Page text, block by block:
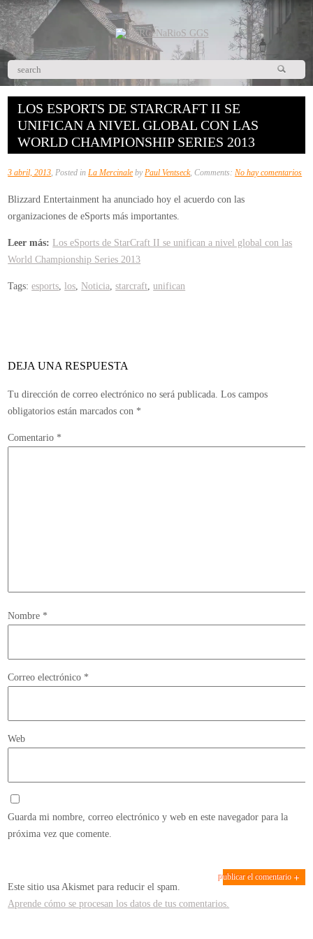
LOS ESPORTS DE STARCRAFT II SE
UNIFICAN A NIVEL GLOBAL CON LAS
WORLD CHAMPIONSHIP SERIES 2013
3 abril, 2013, Posted inLa Mercinale byPaul Ventseck, Comments:No hay comentariosen
Blizzard Entertainment ha anunciado hoy el acuerdo con las
organizaciones de eSports más importantes.
Leer más: Los eSports de StarCraft II se unifican a nivel global con las
World Championship Series 2013
Tags:esports,los, Noticia,starcraft,unifican
DEJA UNA RESPUESTA
Tu dirección de correo electrónico no será publicada. Los campos
obligatorios están marcados con *
Comentario *
Nombre *
Correo electrónico *
Web
Guarda mi nombre, correo electrónico y web en este navegador para la
próxima vez que comente.
Este sitio usa Akismet para reducir el spam.
Aprende cómo se procesan los datos de tus comentarios.